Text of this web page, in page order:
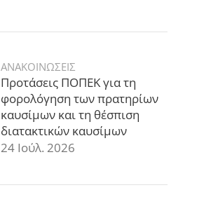
ΑΝΑΚΟΙΝΩΣΕΙΣ
Προτάσεις ΠΟΠΕΚ για τη
φορολόγηση των πρατηρίων
καυσίμων και τη θέσπιση
διατακτικών καυσίμων
24 Ιούλ. 2026